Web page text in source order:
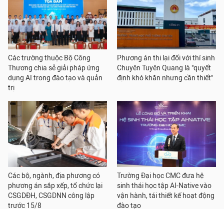
Các trường thuộc Bộ Công
Thương chia sẻ giải pháp ứng
dụng AI trong đào tạo và quản
trị
Phương án thi lại đối với thí sinh
Chuyên Tuyên Quang là "quyết
định khó khăn nhưng cần thiết"
Các bộ, ngành, địa phương có
phương án sắp xếp, tổ chức lại
CSGDĐH, CSGDNN công lập
trước 15/8
Trường Đại học CMC đưa hệ
sinh thái học tập AI-Native vào
vận hành, tái thiết kế hoạt động
đào tạo